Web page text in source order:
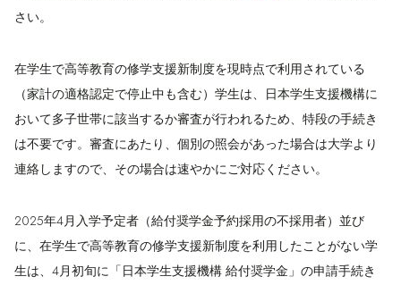
さい。
在学生で高等教育の修学支援新制度を現時点で利用されている
（家計の適格認定で停止中も含む）学生は、日本学生支援機構に
おいて多子世帯に該当するか審査が行われるため、特段の手続き
は不要です。審査にあたり、個別の照会があった場合は大学より
連絡しますので、その場合は速やかにご対応ください。
2025年4月入学予定者（給付奨学金予約採用の不採用者）並び
に、在学生で高等教育の修学支援新制度を利用したことがない学
生は、4月初旬に「日本学生支援機構 給付奨学金」の申請手続き